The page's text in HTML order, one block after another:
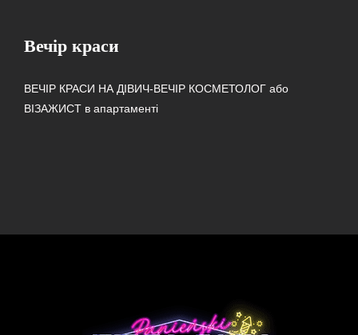
Вечір краси
ВЕЧІР КРАСИ НА ДІВИЧ-ВЕЧІР КОСМЕТОЛОГ або
ВІЗАЖИСТ в апартаменті